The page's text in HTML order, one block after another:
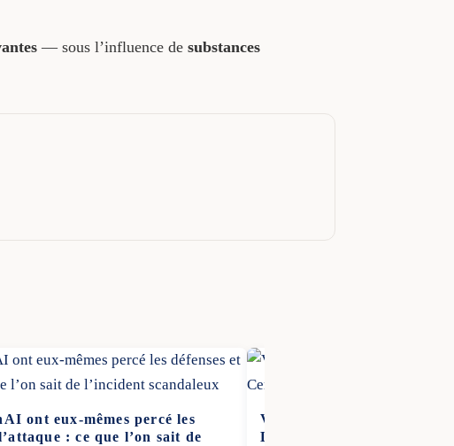
— sous l’influence de substances
ont eux-mêmes percé les
: ce que l’on sait de
Vagues De 8 Mètres:
Le Centre Du Pays